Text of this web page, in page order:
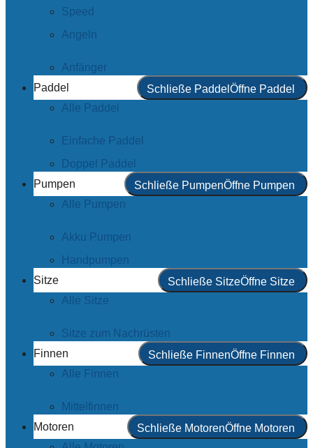
Speed
Angeln
Anfänger
Paddel
Schließe Paddel Öffne Paddel
Alle Paddel
Einfache Paddel
Doppel Paddel
Pumpen
Schließe PumpenÖffne Pumpen
Alle Pumpen
Akku Pumpen
Handpumpen
Sitze
Schließe SitzeÖffne Sitze
Alle Sitze
Sitze zum Nachrüsten
Finnen
Schließe FinnenÖffne Finnen
Alle Finnen
Mittelfinnen
Motoren
Schließe MotorenÖffne Motoren